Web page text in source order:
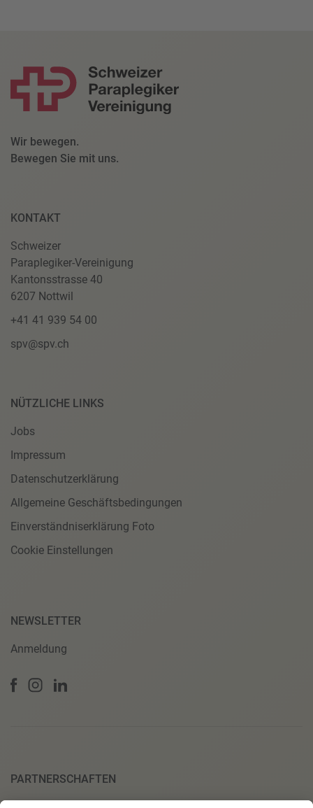
Wir bewegen.
Bewegen Sie mit uns.
KONTAKT
Schweizer
Paraplegiker-Vereinigung
Kantonsstrasse 40
6207 Nottwil
+41 41 939 54 00
spv@spv.ch
NÜTZLICHE LINKS
Jobs
Impressum
Datenschutzerklärung
Allgemeine Geschäftsbedingungen
Einverständniserklärung Foto
Cookie Einstellungen
NEWSLETTER
Anmeldung
PARTNERSCHAFTEN